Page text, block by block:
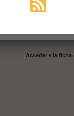
Acceder a la